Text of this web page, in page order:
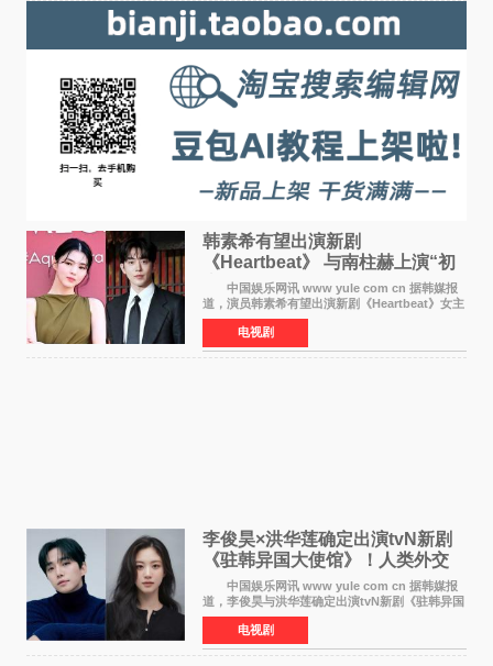
韩素希有望出演新剧
《Heartbeat》 与南柱赫上演“初
恋归来”奇幻罗曼史
中国娱乐网讯 www yule com cn 据韩媒报
道，演员韩素希有望出演新剧《Heartbeat》女主
角，与南柱赫合作，引发高度关注。 韩素希
在剧中饰演能够看到过去的女人洪莎朗一角，因
初恋的意外
电视剧
李俊昊×洪华莲确定出演tvN新剧
《驻韩异国大使馆》！人类外交
官与“龙”大使的奇幻
中国娱乐网讯 www yule com cn 据韩媒报
道，李俊昊与洪华莲确定出演tvN新剧《驻韩异国
大使馆》，分别担任男女主角，引发期待。
该剧讲述了一位因管理驻韩异国大使馆（负责管
理居住在大韩
电视剧